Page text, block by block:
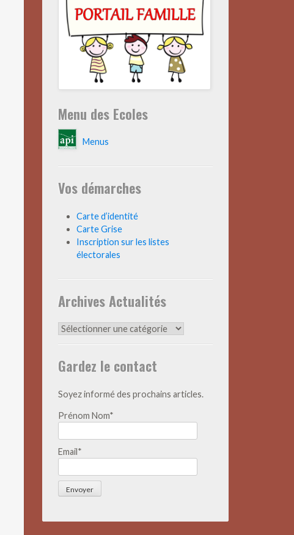
Menu des Ecoles
Menus
Vos démarches
Carte d’identité
Carte Grise
Inscription sur les listes
électorales
Archives Actualités
Archives
Gardez le contact
Soyez informé des prochains articles.
Prénom Nom*
Email*